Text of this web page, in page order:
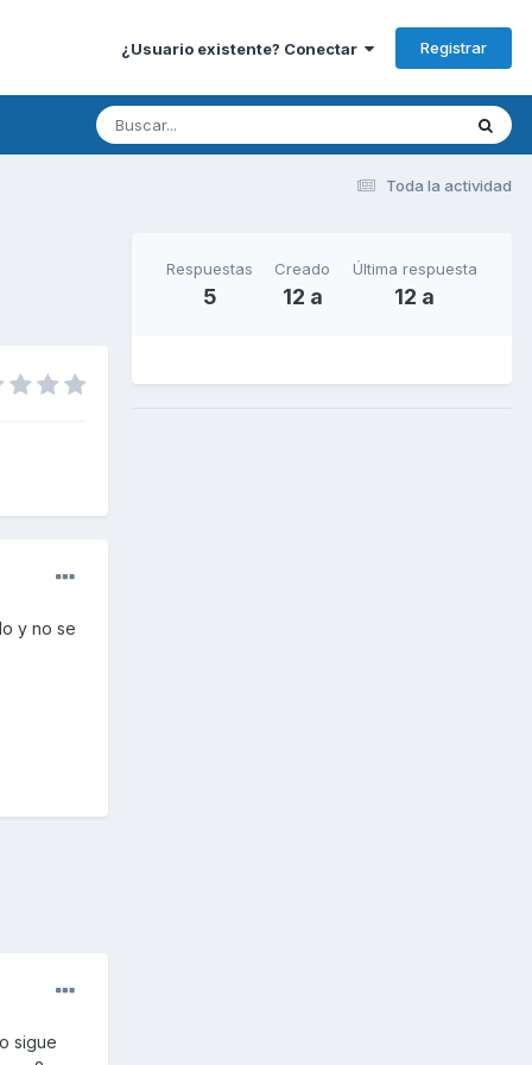
¿Usuario existente? Conectar Registrar
Toda la actividad
y no se
sigue
Respuestas
5
Creado
12 a
Última respuesta
12 a